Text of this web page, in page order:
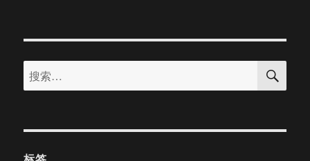
布
球
款
搜
索：
搜